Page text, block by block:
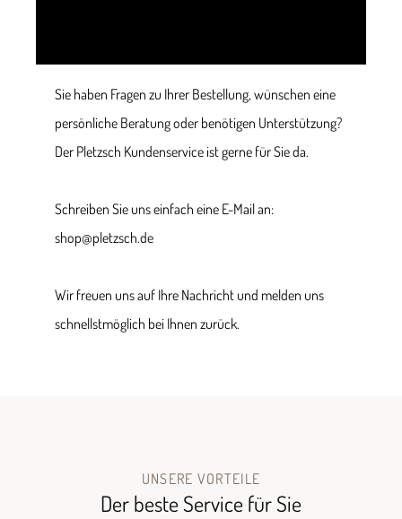
Sie haben Fragen zu Ihrer Bestellung, wünschen eine
persönliche Beratung oder benötigen Unterstützung?
Der Pletzsch Kundenservice ist gerne für Sie da.
Schreiben Sie uns einfach eine E-Mail an:
shop@pletzsch.de
Wir freuen uns auf Ihre Nachricht und melden uns
schnellstmöglich bei Ihnen zurück.
UNSERE VORTEILE
Der beste Service für Sie